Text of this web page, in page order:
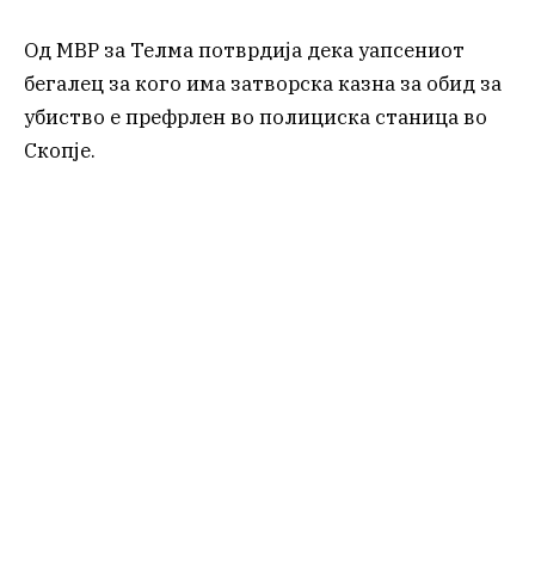
Од МВР за Телма потврдија дека уапсениот
бегалец за кого има затворска казна за обид за
убиство е префрлен во полициска станица во
Скопје.